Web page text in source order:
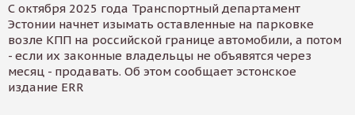
С октября 2025 года Транспортный департамент
Эстонии начнет изымать оставленные на парковке
возле КПП на российской границе автомобили, а потом
- если их законные владельцы не объявятся через
месяц - продавать. Об этом сообщает эстонское
издание ERR